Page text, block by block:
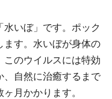
いぼ」です。ポック
ます。水いぼが身体の
このウイルスには特効
、自然に治癒するまで
月かかります。